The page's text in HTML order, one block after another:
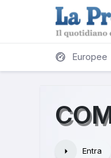
Europee
Entra